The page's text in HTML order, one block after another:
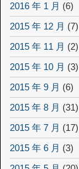
2016 年 1 月 (6)
2015 年 12 月 (7)
2015 年 11 月 (2)
2015 年 10 月 (3)
2015 年 9 月 (6)
2015 年 8 月 (31)
2015 年 7 月 (17)
2015 年 6 月 (3)